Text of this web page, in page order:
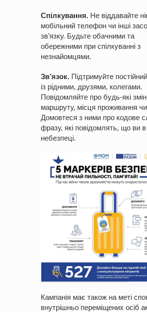
Спілкування. Не віддавайте
мобільний телефон чи інші
зв’язку. Будьте обачними та
обережними при спілкуванні з
незнайомцями.
Зв’язок. Підтримуйте
із рідними, друзями, колегами.
Повідомляйте про будь-які
маршруту, місця проживання
Домовтеся з ними про кодове
фразу, які повідомлять, що ви в
небезпеці.
Кампанія має також на меті
внутрішньо переміщених осіб